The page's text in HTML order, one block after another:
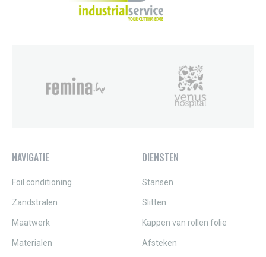
NAVIGATIE
Foil conditioning
Zandstralen
Maatwerk
Materialen
DIENSTEN
Stansen
Slitten
Kappen van rollen folie
Afsteken